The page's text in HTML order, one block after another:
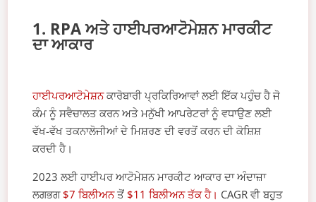
1. RPA ਅਤੇ ਹਾਈਪਰਆਟੋਮੇਸ਼ਨ ਮਾਰਕੀਟ
ਦਾ ਆਕਾਰ
ਹਾਈਪਰਆਟੋਮੇਸ਼ਨਕਾਰੋਬਾਰੀ ਪ੍ਰਕਿਰਿਆਵਾਂ ਲਈ ਇੱਕ ਪਹੁੰਚ ਹੈ ਜੋ
ਕੰਮ ਨੂੰ ਸਵੈਚਾਲਤ ਕਰਨ ਅਤੇ ਮਨੁੱਖੀ ਆਪਰੇਟਰਾਂ ਨੂੰ ਵਧਾਉਣ ਲਈ
ਵੱਖ-ਵੱਖ ਤਕਨਾਲੋਜੀਆਂ ਦੇ ਮਿਸ਼ਰਣ ਦੀ ਵਰਤੋਂ ਕਰਨ ਦੀ ਕੋਸ਼ਿਸ਼
ਕਰਦੀ ਹੈ।
2023 ਲਈ ਹਾਈਪਰ ਆਟੋਮੇਸ਼ਨ ਮਾਰਕੀਟ ਆਕਾਰ ਦਾ ਅੰਦਾਜ਼ਾ
ਲਗਭਗ $7 ਬਿਲੀਅਨਤੋਂ $11 ਬਿਲੀਅਨ ਤੱਕ ਹੈ। CAGR ਵੀ ਬਹੁਤ